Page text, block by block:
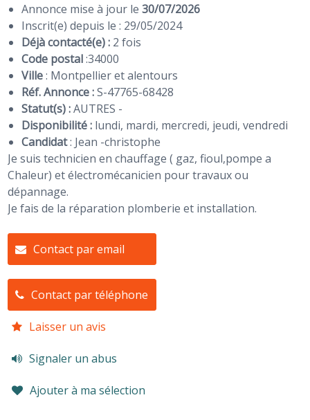
Annonce mise à jour le30/07/2026
Inscrit(e) depuis le : 29/05/2024
Déjà contacté(e) : 2 fois
Code postal:34000
Ville: Montpellier et alentours
Réf. Annonce :S-47765-68428
Statut(s) :AUTRES -
Disponibilité : lundi, mardi, mercredi, jeudi, vendredi
Candidat: Jean -christophe
Je suis technicien en chauffage ( gaz, fioul,pompe a
Chaleur) et électromécanicien pour travaux ou
dépannage.
Je fais de la réparation plomberie et installation.
Contact par email
Contact par téléphone
Laisser un avis
Signaler un abus
Ajouter à ma sélection